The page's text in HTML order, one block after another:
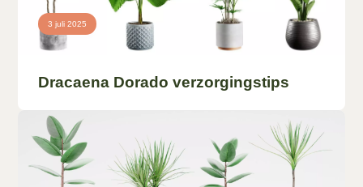
3 juli 2025
Dracaena Dorado verzorgingstips